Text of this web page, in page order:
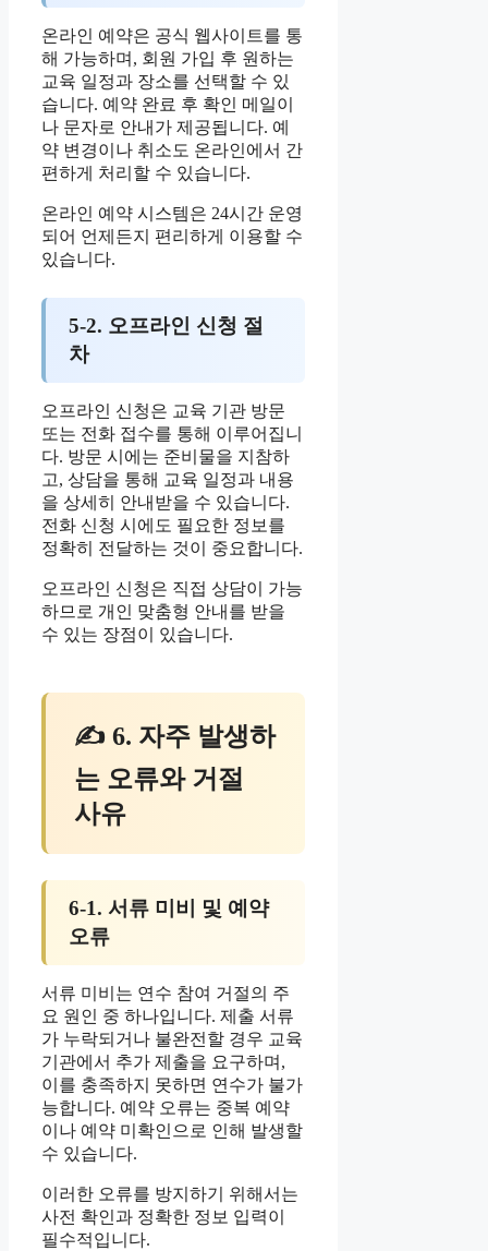
온라인 예약은 공식 웹사이트를 통
해 가능하며, 회원 가입 후 원하는
교육 일정과 장소를 선택할 수 있
습니다. 예약 완료 후 확인 메일이
나 문자로 안내가 제공됩니다. 예
약 변경이나 취소도 온라인에서 간
편하게 처리할 수 있습니다.
온라인 예약 시스템은 24시간 운영
되어 언제든지 편리하게 이용할 수
있습니다.
5-2. 오프라인 신청 절
차
오프라인 신청은 교육 기관 방문
또는 전화 접수를 통해 이루어집니
다. 방문 시에는 준비물을 지참하
고, 상담을 통해 교육 일정과 내용
을 상세히 안내받을 수 있습니다.
전화 신청 시에도 필요한 정보를
정확히 전달하는 것이 중요합니다.
오프라인 신청은 직접 상담이 가능
하므로 개인 맞춤형 안내를 받을
수 있는 장점이 있습니다.
✍ 6. 자주 발생하
는 오류와 거절
사유
6-1. 서류 미비 및 예약
오류
서류 미비는 연수 참여 거절의 주
요 원인 중 하나입니다. 제출 서류
가 누락되거나 불완전할 경우 교육
기관에서 추가 제출을 요구하며,
이를 충족하지 못하면 연수가 불가
능합니다. 예약 오류는 중복 예약
이나 예약 미확인으로 인해 발생할
수 있습니다.
이러한 오류를 방지하기 위해서는
사전 확인과 정확한 정보 입력이
필수적입니다.